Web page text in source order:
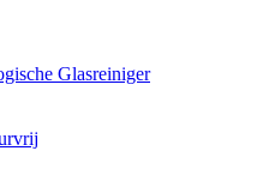
Glasreiniger